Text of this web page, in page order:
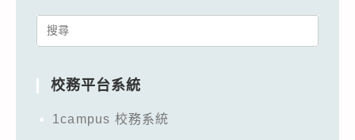
Search
校務平台系統
1campus 校務系統